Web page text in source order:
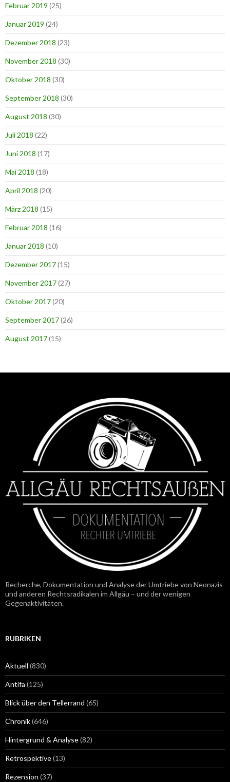
Februar 2019 (25)
Januar 2019 (24)
Dezember 2018 (23)
November 2018 (30)
Oktober 2018 (30)
September 2018 (30)
August 2018 (30)
Juli 2018 (22)
Juni 2018 (17)
Mai 2018 (18)
April 2018 (20)
März 2018 (15)
Februar 2018 (16)
Januar 2018 (10)
Dezember 2017(15)
November 2017(27)
Oktober 2017(20)
September 2017(26)
August 2017(15)
Recherche, Dokumentation und Analyse der Umtriebe von Neonazis
und anderen Rechtsradikalen im Allgäu – und der wenigen
Gegenaktivitäten.
RUBRIKEN
Aktuell (830)
Antifa (125)
Blick über den Tellerrand (65)
Chronik(646)
Hintergrund & Analyse(82)
Retrospektive(13)
Rezension (37)